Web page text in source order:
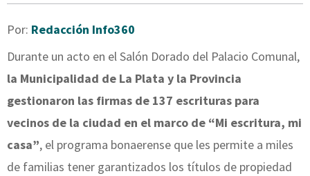
Por: Redacción Info360
Durante un acto en el Salón Dorado del Palacio Comunal,
la Municipalidad de La Plata y la Provincia
gestionaron las firmas de 137 escrituras para
vecinos de la ciudad en el marco de “Mi escritura, mi
casa”, el programa bonaerense que les permite a miles
de familias tener garantizados los títulos de propiedad